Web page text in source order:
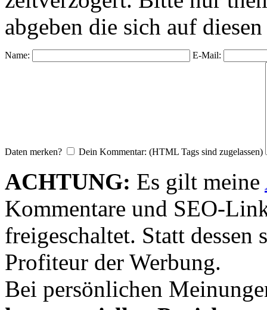
abgeben die sich auf
Name: E-Mail:
Daten merken? Dein Kommentar: (HTML Tags sind zugelassen)
ACHTUNG: Es gilt meine
Kommentare und SEO-
freigeschaltet. Statt dessen
Profiteur der Werbung.
Bei persönlichen